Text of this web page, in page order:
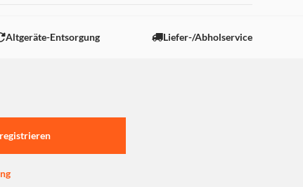
Altgeräte-Entsorgung Liefer-/Abholservice